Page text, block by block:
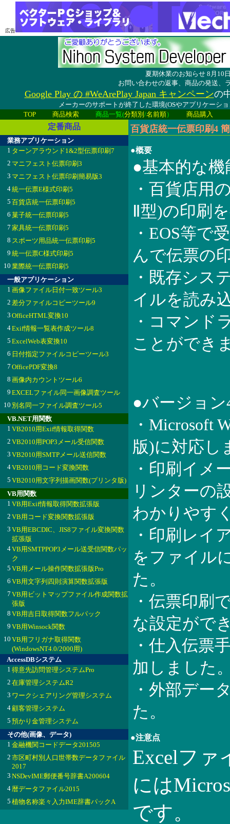
広告
夏期休業のお知らせ 8月10
お問い合わせの返事、商品の発送、
Google Play の #WeArePlay Japan キャンペーンの
メーカーのサポートが終了した環境(OSやアプリケーシ
TOP
商品検索 商品一覧(分類別 /名前順） 商品購入
定番商品
業務アプリケーション
1 ターンアラウンド1&2型伝票印刷7
2 マニフェスト伝票印刷3
3 マニフェスト伝票印刷簡易版3
4統一伝票E様式印刷5
5 百貨店統一伝票印刷5
6 菓子統一伝票印刷5
7 家具統一伝票印刷5
8 スポーツ用品統一伝票印刷5
9 統一伝票C様式印刷5
10 業際統一伝票印刷5
一般アプリケーション
1 画像ファイル日付一致ツール3
2 差分ファイルコピーツール9
3 OfficeHTML変換10
4Exif情報一覧表作成ツール8
5 ExcelWeb表変換10
6 日付指定ファイルコピーツール3
7 OfficePDF変換8
8 画像内カウントツール6
9 EXCELファイル同一画像調査ツール
10 別名同一ファイル調査ツール5
VB.NET用関数
1 VB2010用Exif情報取得関数
2 VB2010用POP3メール受信関数
3 VB2010用SMTPメール送信関数
4VB2010用コード変換関数
5 VB2010用文字列描画関数(プリンタ版)
VB用関数
1 VB用Exif情報取得関数拡張版
2 VB用コード変換関数拡張版
3 VB用EBCDIC、JIS8ファイル変換関数
拡張版
4VB用SMTPPOP3メール送受信関数パッ
ク
5 VB用メール操作関数拡張版Pro
6 VB用文字列四則演算関数拡張版
7 VB用ビットマップファイル作成関数拡
張版
8 VB用吉日取得関数フルパック
9 VB用Winsock関数
10 VB用フリガナ取得関数
(WindowsNT4.0/2000用)
AccessDBシステム
1 得意先訪問管理システムPro
2 在庫管理システムR2
3 ワークシェアリング管理システム
4顧客管理システム
5 預かり金管理システム
その他(画像、データ)
1 金融機関コードデータ201505
2 市区町村別人口世帯数データファイル
2017
3 NSDevIME郵便番号辞書A200604
4暦データファイル2015
5 植物名称楽々入力IME辞書パックA
百貨店統一伝票印刷4
●概要
●基本的な機
・百貨店用
Ⅱ型)の印刷
・EOS等で
んで伝票の
・既存シス
イルを読み
・コマンド
ことができ
●バージョ
・Microsoft
版)に対応し
・印刷イメ
リンターの
わかりやす
・印刷レイ
をファイル
た。
・伝票印刷
な設定がで
・仕入伝票
加しました
・外部デー
た。
●注意点
Excelファ
には
です。